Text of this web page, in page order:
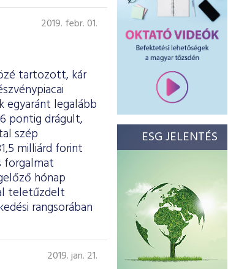
2019. febr. 01.
tartozott, kár
legalább
pontig drágult,
szép
milliárd forint
forgalmat
hónap
teletűzdelt
rangsorában
2019. jan. 21.
ESG JELENTÉS